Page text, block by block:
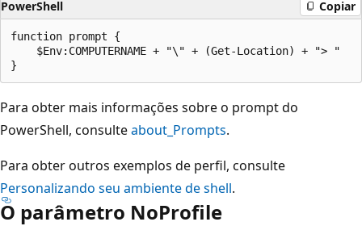
PowerShell Copiar
function prompt {
    $Env:COMPUTERNAME + "\" + (Get-Location) + "> "
Para obter mais informações sobre o prompt do
PowerShell, consulteabout_Prompts.
Para obter outros exemplos de perfil, consulte
Personalizando seu ambiente de shell.
O parâmetro NoProfile